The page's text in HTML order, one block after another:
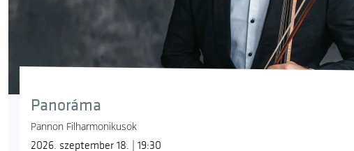
Panoráma
Pannon Filharmonikusok
2026. szeptember 18. | 19:30